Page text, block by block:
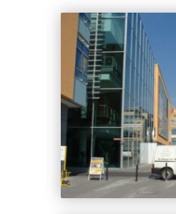
Restaurierungen
Treppensanierungen
Tapetentüren